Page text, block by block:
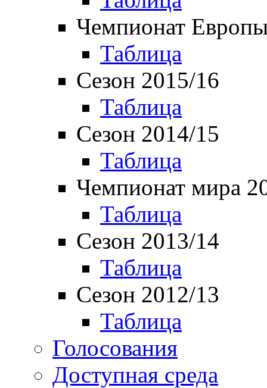
Чемпионат
Таблица
Сезон 2015/16
Таблица
Сезон 2014/15
Таблица
Чемпионат мира
Таблица
Сезон 2013/14
Таблица
Сезон 2012/13
Таблица
Голосования
Доступная среда